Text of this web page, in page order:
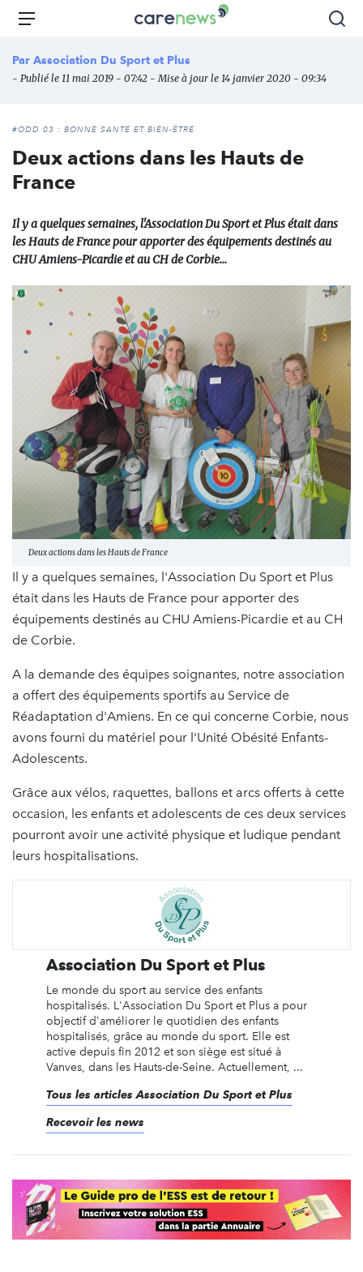
Aller
principal
Carenews,
média
des
l'engagement
Menu
Par Association Du Sport et Plus
- Publié le 11 mai 2019 - 07:42 - Mise à jour le 14 janvier 2020 - 09:34
#ODD 03 : BONNE SANTÉ ET BIEN-ÊTRE
Deux actions dans les Hauts de
France
Il y a quelques semaines, l'Association Du Sport et Plus était dans
les Hauts de France pour apporter des équipements destinés au
CHU Amiens-Picardie et au CH de Corbie...
Deux actions dans les Hauts de France
Il y a quelques semaines, l'Association Du Sport et Plus
était dans les Hauts de France pour apporter des
équipements destinés au CHU Amiens-Picardie et au CH
de Corbie.
A la demande des équipes soignantes, notre association
a offert des équipements sportifs au Service de
Réadaptation d'Amiens. En ce qui concerne Corbie, nous
avons fourni du matériel pour l'Unité Obésité Enfants-
Adolescents.
Grâce aux vélos, raquettes, ballons et arcs offerts à cette
occasion, les enfants et adolescents de ces deux services
pourront avoir une activité physique et ludique pendant
leurs hospitalisations.
Association Du Sport et Plus
Le monde du sport au service des enfants
hospitalisés. L'Association Du Sport et Plus a pour
objectif d'améliorer le quotidien des enfants
hospitalisés, grâce au monde du sport. Elle est
active depuis fin 2012 et son siège est situé à
Vanves, dans les Hauts-de-Seine. Actuellement, ...
Tous les articles Association Du Sport et Plus
Recevoir les news